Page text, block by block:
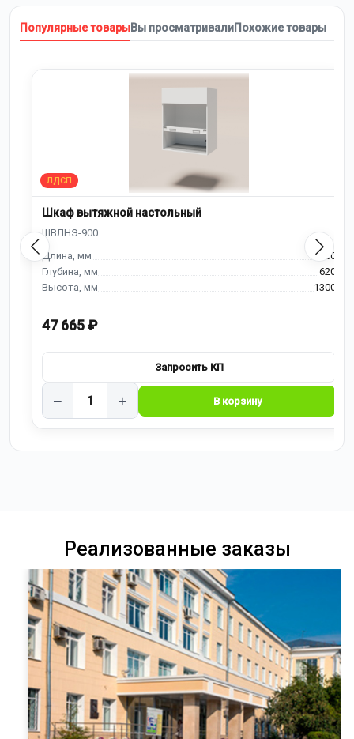
Популярные товарыВы просматривалиПохожие товары
Шкаф вытяжной настольный
900
620
1300
47 665 ₽
− +
Реализованные заказы